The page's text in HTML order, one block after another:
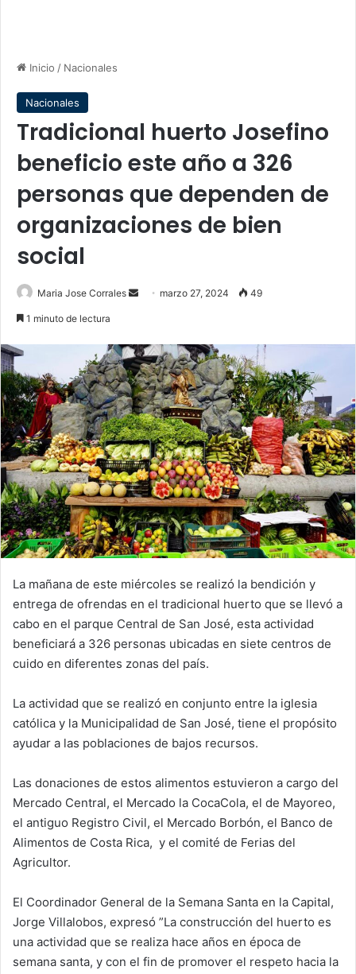
Inicio / Nacionales
Nacionales
Tradicional huerto Josefino
beneficio este año a 326
personas que dependen de
organizaciones de bien
social
Maria Jose Corrales
Send marzo 27, 2024 49
1 minuto de lectura
La mañana de este miércoles se realizó la bendición y
entrega de ofrendas en el tradicional huerto que se llevó a
cabo en el parque Central de San José, esta actividad
beneficiará a 326 personas ubicadas en siete centros de
cuido en diferentes zonas del país.
La actividad que se realizó en conjunto entre la iglesia
católica y la Municipalidad de San José, tiene el propósito
ayudar a las poblaciones de bajos recursos.
Las donaciones de estos alimentos estuvieron a cargo del
Mercado Central, el Mercado la CocaCola, el de Mayoreo,
el antiguo Registro Civil, el Mercado Borbón, el Banco de
Alimentos de Costa Rica, y el comité de Ferias del
Agricultor.
El Coordinador General de la Semana Santa en la Capital,
Jorge Villalobos, expresó ”La construcción del huerto es
una actividad que se realiza hace años en época de
semana santa, y con el fin de promover el respeto hacia la